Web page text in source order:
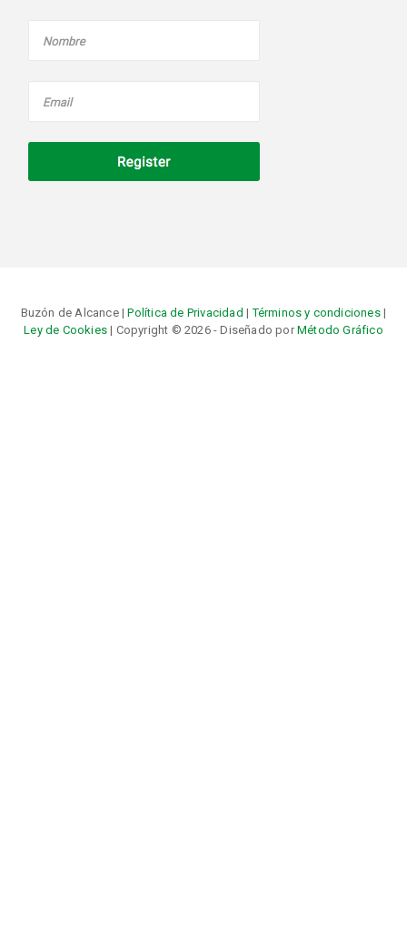
Buzón de Alcance |Política de Privacidad |Términos y condiciones|
Ley de Cookies | Copyright © 2026 - Diseñado porMétodo Gráfico